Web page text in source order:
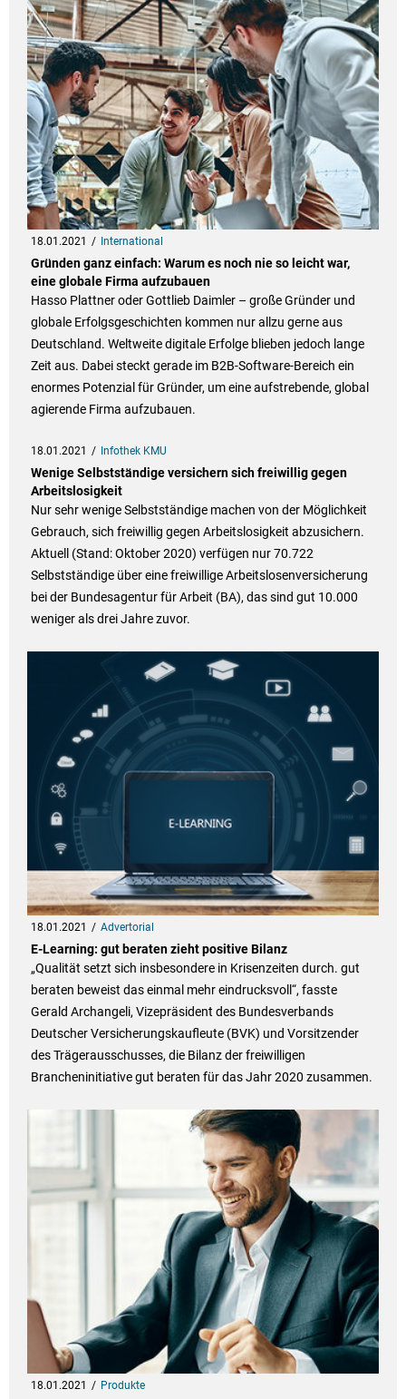
18.01.2021 International
Gründen ganz einfach: Warum es noch nie so leicht war,
eine globale Firma aufzubauen
Hasso Plattner oder Gottlieb Daimler – große Gründer und
globale Erfolgsgeschichten kommen nur allzu gerne aus
Deutschland. Weltweite digitale Erfolge blieben jedoch lange
Zeit aus. Dabei steckt gerade im B2B-Software-Bereich ein
enormes Potenzial für Gründer, um eine aufstrebende, global
agierende Firma aufzubauen.
18.01.2021 Infothek KMU
Wenige Selbstständige versichern sich freiwillig gegen
Arbeitslosigkeit
Nur sehr wenige Selbstständige machen von der Möglichkeit
Gebrauch, sich freiwillig gegen Arbeitslosigkeit abzusichern.
Aktuell (Stand: Oktober 2020) verfügen nur 70.722
Selbstständige über eine freiwillige Arbeitslosenversicherung
bei der Bundesagentur für Arbeit (BA), das sind gut 10.000
weniger als drei Jahre zuvor.
18.01.2021 Advertorial
E-Learning: gut beraten zieht positive Bilanz
„Qualität setzt sich insbesondere in Krisenzeiten durch. gut
beraten beweist das einmal mehr eindrucksvoll“, fasste
Gerald Archangeli, Vizepräsident des Bundesverbands
Deutscher Versicherungskaufleute (BVK) und Vorsitzender
des Trägerausschusses, die Bilanz der freiwilligen
Brancheninitiative gut beraten für das Jahr 2020 zusammen.
18.01.2021 Produkte